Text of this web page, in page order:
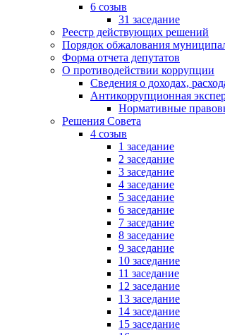
6 созыв
31 заседание
Реестр действующих решений
Порядок обжалования
Форма отчета депутатов
О противодействии коррупции
Сведения о доходах,
Антикоррупционная
Нормативные
Решения Совета
4 созыв
1 заседание
2 заседание
3 заседание
4 заседание
5 заседание
6 заседание
7 заседание
8 заседание
9 заседание
10 заседание
11 заседание
12 заседание
13 заседание
14 заседание
15 заседание